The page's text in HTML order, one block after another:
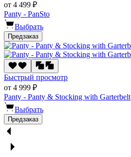
от 4 499 ₽
Panty - PanSto
Выбрать
Предзаказ
Быстрый просмотр
от 4 999 ₽
Panty - Panty & Stocking with Garterbelt
Выбрать
Предзаказ